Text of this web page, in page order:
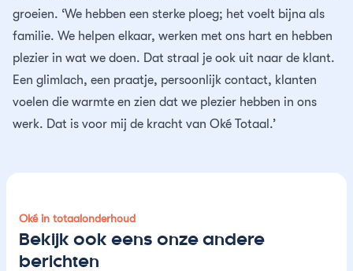
groeien. ‘We hebben een sterke ploeg; het voelt bijna als
familie. We helpen elkaar, werken met ons hart en hebben
plezier in wat we doen. Dat straal je ook uit naar de klant.
Een glimlach, een praatje, persoonlijk contact, klanten
voelen die warmte en zien dat we plezier hebben in ons
werk. Dat is voor mij de kracht van Oké Totaal.’
Oké in totaalonderhoud
Bekijk ook eens onze andere
berichten